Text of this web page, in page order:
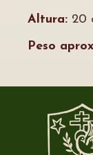
Altura: 20
Peso